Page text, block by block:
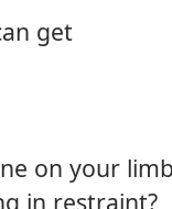
get
on your
in restraint?